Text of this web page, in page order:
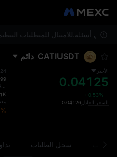
عن أي أسئلة. للامتثال للمتطلبات
CATIUSDT دائم
الأخير
0.04125
+0.53%
السعر العادل 0.04126
24 ساعة ارتفاع
سجل الطلبات